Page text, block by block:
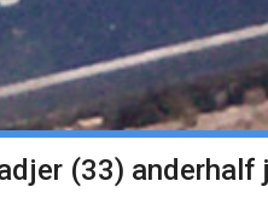
(33) anderhalf